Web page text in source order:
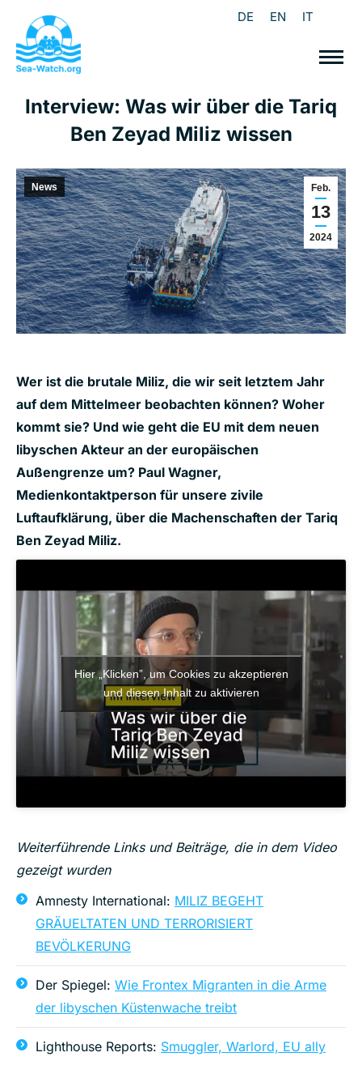
DE EN IT
Interview: Was wir über die Tariq
Ben Zeyad Miliz wissen
Feb.
13
2024
News
Wer ist die brutale Miliz, die wir seit letztem Jahr
auf dem Mittelmeer beobachten können? Woher
kommt sie? Und wie geht die EU mit dem neuen
libyschen Akteur an der europäischen
Außengrenze um? Paul Wagner,
Medienkontaktperson für unsere zivile
Luftaufklärung, über die Machenschaften der Tariq
Ben Zeyad Miliz.
Hier „Klicken”, um Cookies zu akzeptieren
und diesen Inhalt zu aktivieren
Weiterführende Links und Beiträge, die in dem Video
gezeigt wurden
Amnesty International: MILIZ BEGEHT
GRÄUELTATEN UND TERRORISIERT
BEVÖLKERUNG
Der Spiegel: Wie Frontex Migranten in die Arme
der libyschen Küstenwache treibt
Lighthouse Reports: Smuggler, Warlord, EU ally